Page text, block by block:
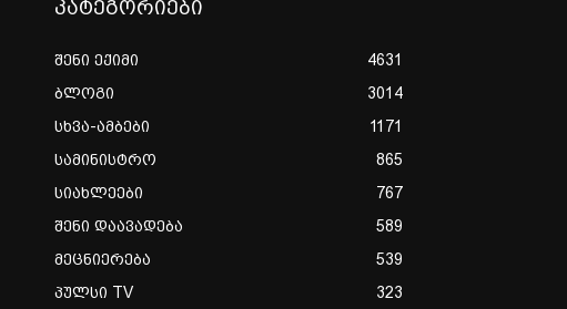
კატეგორიები
შენი ექიმი
4631
ბლოგი
3014
სხვა-ამბები
1171
სამინისტრო
865
სიახლეები
767
შენი დაავადება
589
მეცნიერება
539
პულსი TV
323